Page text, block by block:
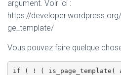
argument. Voir ici :
https://
ge_template/
Vous pouvez faire quelque
if ( ! ( is_page_template(